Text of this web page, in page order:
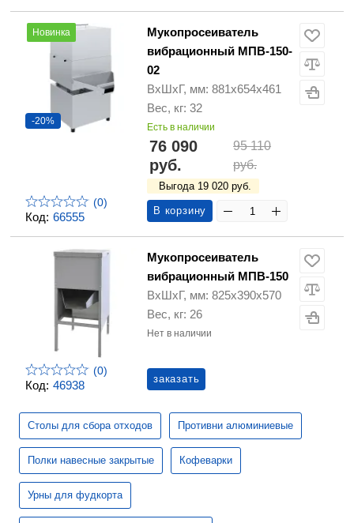
Код: 66555
Новинка
-20%
(0)
Мукопросеиватель
вибрационный МПВ-150-
02
ВхШхГ, мм: 881х654х461
Вес, кг: 32
Есть в наличии
76 090
руб.
95 110
руб.
Выгода 19 020 руб.
В корзину
Код: 46938
(0)
Мукопросеиватель
вибрационный МПВ-150
ВхШхГ, мм: 825х390х570
Вес, кг: 26
Нет в наличии
заказать
Столы для сбора отходов Противни алюминиевые
Полки навесные закрытые Кофеварки
Урны для фудкорта